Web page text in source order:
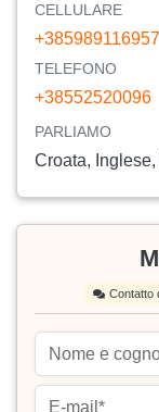
CELLULARE
+385989116957
TELEFONO
+38552520096
PARLIAMO
Croata,
Contatto